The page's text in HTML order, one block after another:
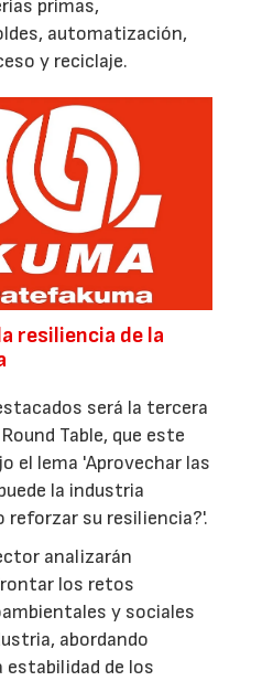
primas,
automatización,
y reciclaje.
resiliencia de la
será la tercera
Table, que este
el lema 'Aprovechar las
la industria
reforzar su resiliencia?'.
analizarán
los retos
y sociales
abordando
de los